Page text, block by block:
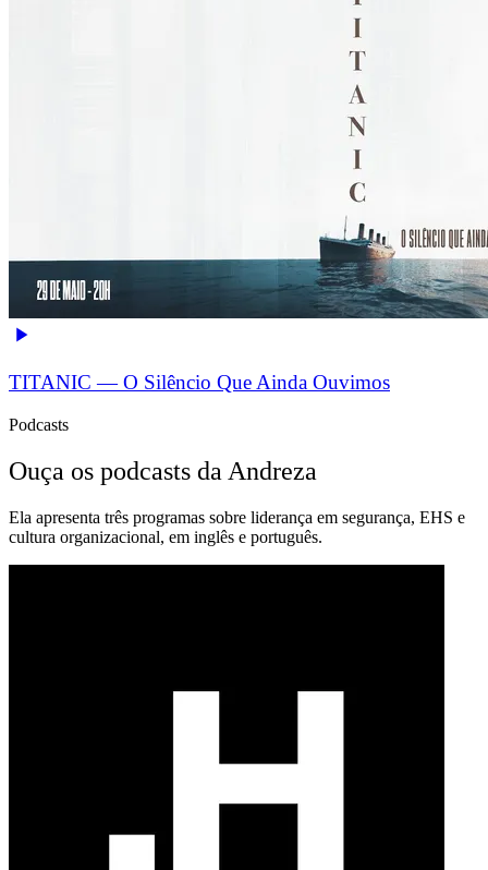
TITANIC — O Silêncio Que Ainda Ouvimos
Podcasts
Ouça os podcasts da Andreza
Ela apresenta três programas sobre liderança em segurança, EHS e
cultura organizacional, em inglês e português.